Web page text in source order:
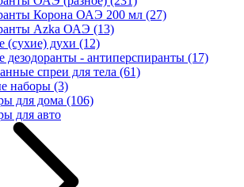
Корона ОАЭ 200 мл (27)
Azka ОАЭ (13)
(сухие) духи (12)
дезодоранты - антиперспиранты (17)
спреи для тела (61)
наборы (3)
для дома (106)
для авто